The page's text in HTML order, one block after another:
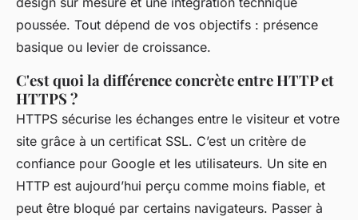
poussée. Tout dépend de vos objectifs : présence
basique ou levier de croissance.
C'est quoi la différence concrète entre HTTP et
HTTPS ?
HTTPS sécurise les échanges entre le visiteur et votre
site grâce à un certificat SSL. C’est un critère de
confiance pour Google et les utilisateurs. Un site en
HTTP est aujourd’hui perçu comme moins fiable, et
peut être bloqué par certains navigateurs. Passer à